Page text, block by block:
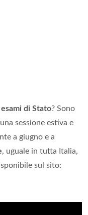
esami di Stato? Sono
sessione estiva e
a giugno e a
, uguale in tutta Italia,
sul sito: